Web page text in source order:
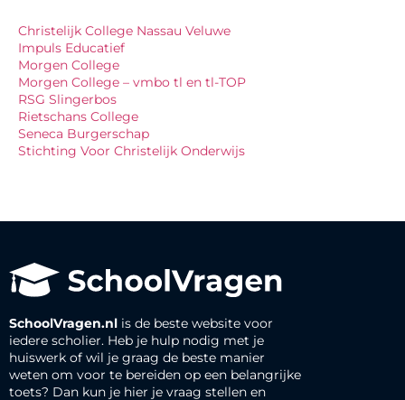
Christelijk College Nassau Veluwe
Impuls Educatief
Morgen College
Morgen College – vmbo tl en tl-TOP
RSG Slingerbos
Rietschans College
Seneca Burgerschap
Stichting Voor Christelijk Onderwijs
SchoolVragen.nl is de beste website voor
iedere scholier. Heb je hulp nodig met je
huiswerk of wil je graag de beste manier
weten om voor te bereiden op een belangrijke
toets? Dan kun je hier je vraag stellen en